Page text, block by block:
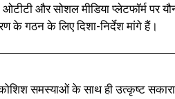
ओटीटी और सोशल मीडिया प्लेटफॉर्म पर
के गठन के लिए दिशा-निर्देश मांगे हैं।
समस्याओं के साथ ही उत्कृष्ट